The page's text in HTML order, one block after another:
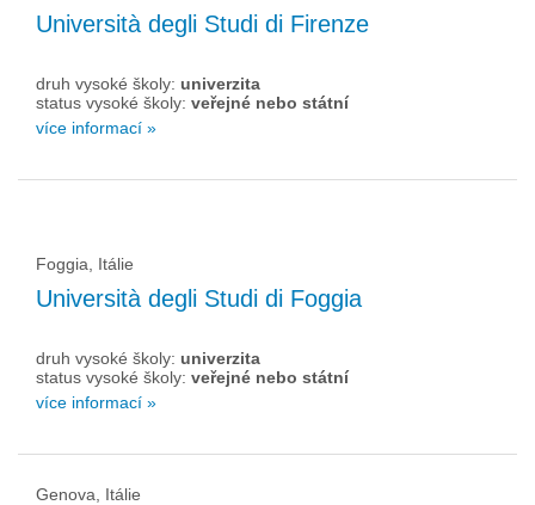
Università degli Studi di Firenze
druh vysoké školy: univerzita
status vysoké školy: veřejné nebo státní
více informací »
Foggia, Itálie
Università degli Studi di Foggia
druh vysoké školy: univerzita
status vysoké školy: veřejné nebo státní
více informací »
Genova, Itálie